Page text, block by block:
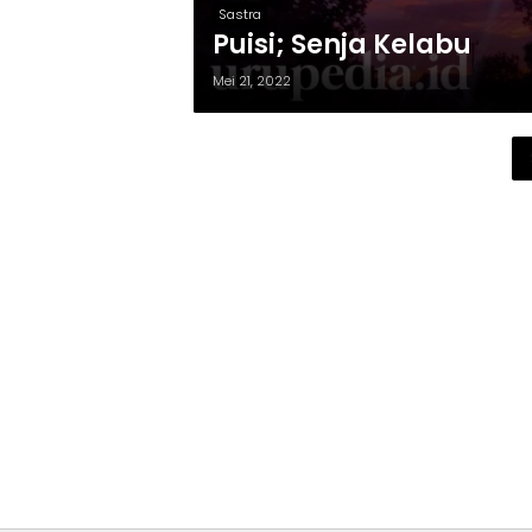
Sastra
Puisi; Senja Kelabu
Mei 21, 2022